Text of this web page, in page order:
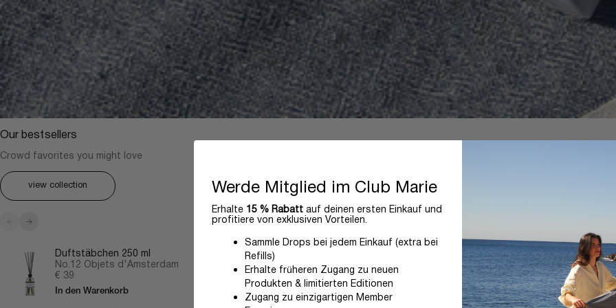
Our bestsellers
Crowd favorites you might love
view collection
Vor
Duftstäbchen 250 ml
No.12 Objets d'Amsterdam
Angebot
€ 39
In den Warenkorb
Werde Mitglied im Club Marie
Erhalte 15 % Rabatt auf deinen ersten Einkauf und
profitiere von exklusiven Vorteilen.
Sammle Drops bei jedem Einkauf (extra bei
Refills)
Erhalte früheren Zugang zu neuen
Produkten & limitierten Editionen
Zugang zu einzigartigen Member